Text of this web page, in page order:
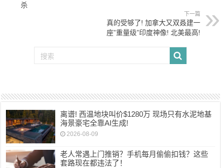
杀
下一篇
真的受够了! 加拿大又双叒建一
座”重量级”印度神像! 北美最高!
离谱! 西温地块叫价$1280万 现场只有水泥地基
海景豪宅全靠AI生成!
2026-08-09
老人常遇上门推销？手机每月偷偷扣钱？这些
套路现在都违法了！